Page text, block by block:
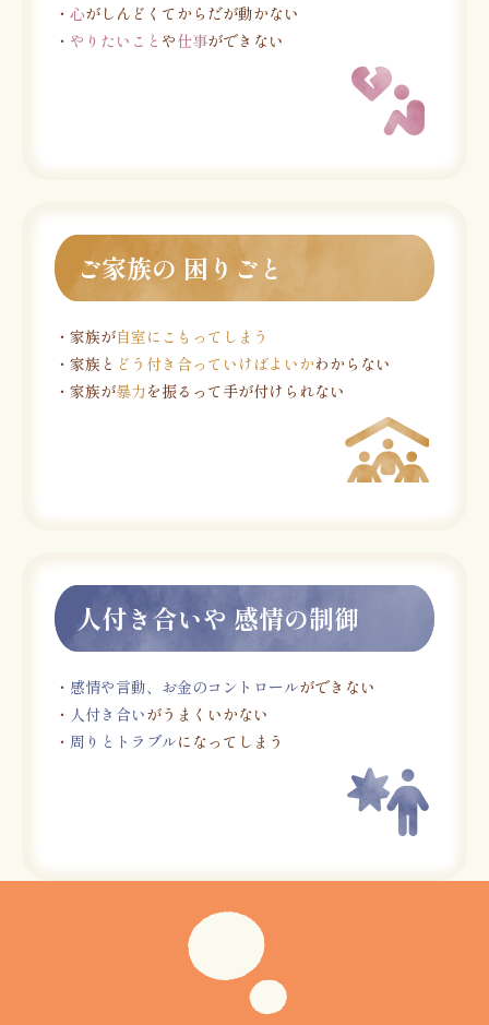
・ 心がしんどくてからだが動かない
・ やりたいこと や仕事ができない
ご家族の 困りごと
・家族が自室にこもってしまう
・家族と どう付き合っていけばよいかわからない
・家族が暴力を振るって手が付けられない
人付き合いや 感情の制御
・ 感情や言動、お金のコントロールができない
・ 人付き合いがうまくいかない
・ 周りとトラブルになってしまう